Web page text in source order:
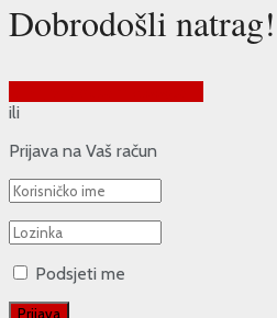
Dobrodošli natrag!
ili
Prijava na Vaš račun
Podsjeti me